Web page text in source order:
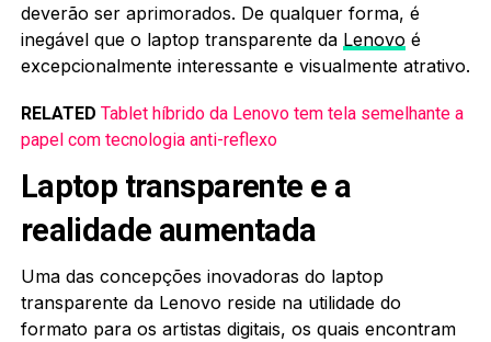
deverão ser aprimorados. De qualquer forma, é
inegável que o laptop transparente da Lenovo é
excepcionalmente interessante e visualmente atrativo.
RELATED Tablet híbrido da Lenovo tem tela semelhante a
papel com tecnologia anti-reflexo
Laptop transparente e a
realidade aumentada
Uma das concepções inovadoras do laptop
transparente da Lenovo reside na utilidade do
formato para os artistas digitais, os quais encontram